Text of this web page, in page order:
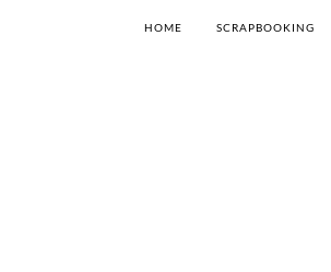
HOME SCRAPBOOKING